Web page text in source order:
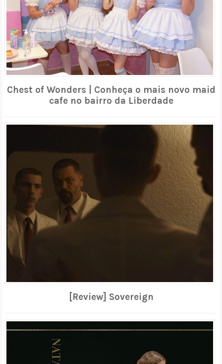
Chest of Wonders | Conheça o mais novo maid
cafe no bairro da Liberdade
[Review] Sovereign